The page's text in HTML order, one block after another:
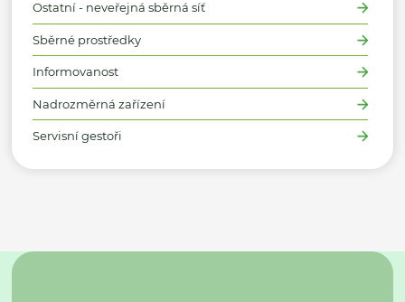
Ostatní - neveřejná sběrná síť
Sběrné prostředky
Informovanost
Nadrozměrná zařízení
Servisní gestoři